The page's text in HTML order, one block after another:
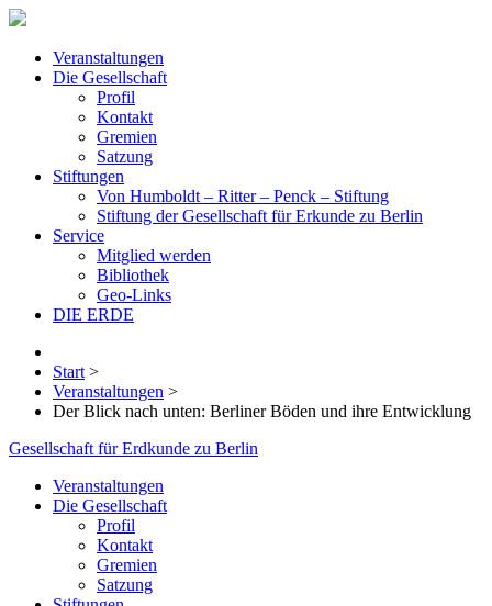
Veranstaltungen
Die Gesellschaft
Profil
Kontakt
Gremien
Satzung
Stiftungen
Von Humboldt – Ritter – Penck – Stiftung
Stiftung der Gesellschaft für Erkunde zu Berlin
Service
Mitglied werden
Bibliothek
Geo-Links
DIE ERDE
Start >
Veranstaltungen >
Der Blick nach unten: Berliner Böden und ihre Entwicklung
Gesellschaft für Erdkunde zu Berlin
Veranstaltungen
Die Gesellschaft
Profil
Kontakt
Gremien
Satzung